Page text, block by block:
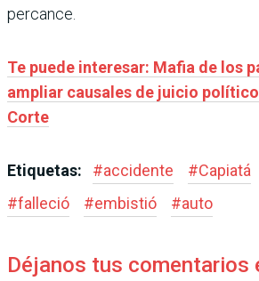
percance.
Te puede interesar: Mafia de los
ampliar causales de juicio
Corte
Etiquetas: #accidente #Capiatá
#falleció #embistió #auto
Déjanos tus comentarios